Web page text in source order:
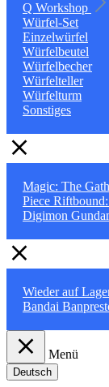
Q Workshop
Würfel-Set
Einzelwürfel
Würfelbeutel
Würfelbecher
Würfelteller
Würfelturm
Sonstiges
Magic: The
Piece
Digimon
Wieder auf
Bandai
Menü
Deutsch